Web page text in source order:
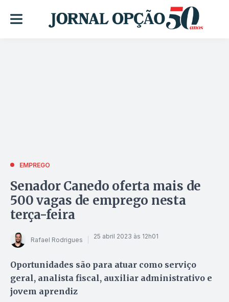
EMPREGO
Senador Canedo oferta mais de
500 vagas de emprego nesta
terça-feira
Rafael Rodrigues 25 abril 2023 às 12h01
Oportunidades são para atuar como serviço
geral, analista fiscal, auxiliar administrativo e
jovem aprendiz